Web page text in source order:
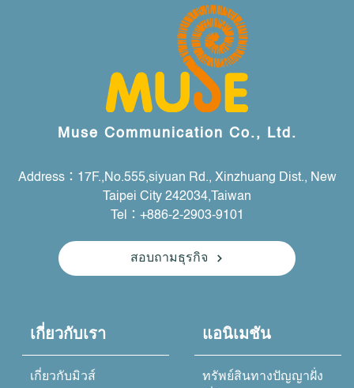
Muse Communication Co., Ltd.
Address：17F.,No.555,siyuan Rd., Xinzhuang Dist., New
Taipei City 242034,Taiwan
Tel：+886-2-2903-9101
สอบถามธุรกิจ
เกี่ยวกับเรา
เกี่ยวกับมิวส์
แอนิเมชัน
ทรัพย์สินทางปัญญาฝั่ง